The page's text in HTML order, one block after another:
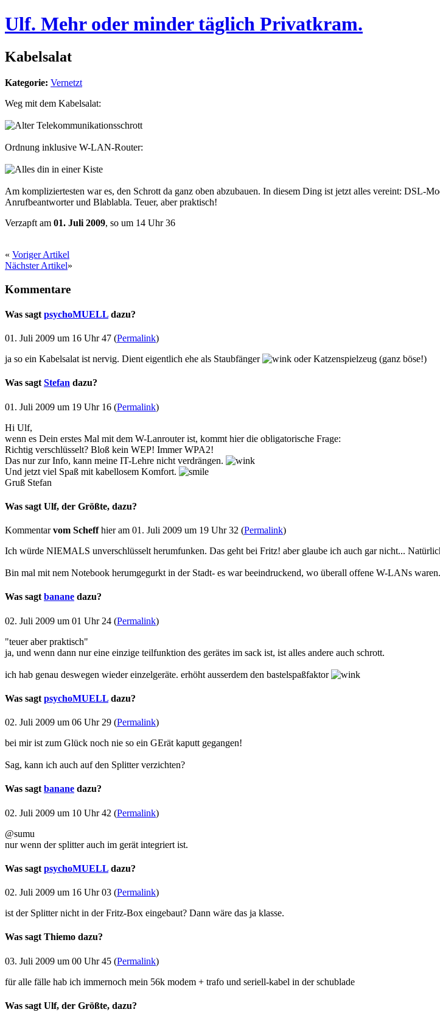
Ulf. Mehr oder minder täglich Privatkram.
Kabelsalat
Kategorie: Vernetzt
Weg mit dem Kabelsalat:
Ordnung inklusive W-LAN-Router:
Am kompliziertesten war es, den Schrott da ganz oben abzubauen. In diesem Ding ist jetzt alles vereint:
Anrufbeantworter und Blablabla. Teuer, aber praktisch!
Verzapft am 01. Juli 2009, so um 14 Uhr 36
« Voriger Artikel
Nächster Artikel»
Kommentare
Was sagt psychoMUELL dazu?
01. Juli 2009 um 16 Uhr 47 (Permalink)
ja so ein Kabelsalat ist nervig. Dient eigentlich ehe als Staubfänger
oder Katzenspielzeug (ganz böse!)
Was sagt Stefan dazu?
01. Juli 2009 um 19 Uhr 16 (Permalink)
Hi Ulf,
wenn es Dein erstes Mal mit dem W-Lanrouter ist, kommt hier die obligatorische Frage:
Richtig verschlüsselt? Bloß kein WEP! Immer WPA2!
Das nur zur Info, kann meine IT-Lehre nicht verdrängen.
Und jetzt viel Spaß mit kabellosem Komfort.
Gruß Stefan
Was sagt Ulf, der Größte, dazu?
Kommentarvom Scheffhier am 01. Juli 2009 um 19 Uhr 32 (Permalink)
Ich würde NIEMALS unverschlüsselt herumfunken. Das geht bei Fritz! aber glaube ich auch gar nicht...
Bin mal mit nem Notebook herumgegurkt in der Stadt- es war beeindruckend, wo überall offene W-LANs
Was sagt banane dazu?
02. Juli 2009 um 01 Uhr 24 (Permalink)
"teuer aber praktisch"
ja, und wenn dann nur eine einzige teilfunktion des gerätes im sack ist, ist alles andere auch schrott.
ich hab genau deswegen wieder einzelgeräte. erhöht ausserdem den bastelspaßfaktor
Was sagt psychoMUELL dazu?
02. Juli 2009 um 06 Uhr 29 (Permalink)
bei mir ist zum Glück noch nie so ein GErät kaputt gegangen!
Sag, kann ich auch auf den Splitter verzichten?
Was sagtbanane dazu?
02. Juli 2009 um 10 Uhr 42 (Permalink)
@sumu
nur wenn der splitter auch im gerät integriert ist.
Was sagt psychoMUELL dazu?
02. Juli 2009 um 16 Uhr 03 (Permalink)
ist der Splitter nicht in der Fritz-Box eingebaut? Dann wäre das ja klasse.
Was sagt Thiemo dazu?
03. Juli 2009 um 00 Uhr 45 (Permalink)
für alle fälle hab ich immernoch mein 56k modem + trafo und seriell-kabel in der schublade
Was sagt Ulf, der Größte, dazu?